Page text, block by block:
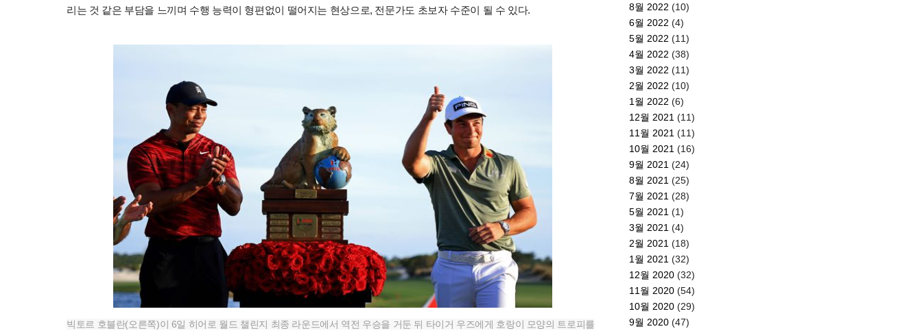
리는 것 같은 부담을 느끼며 수행 능력이 형편없이 떨어지는 현상으로, 전문가도 초보자 수준이 될 수 있다.
빅토르 호블란(오른쪽)이 6일 히어로 월드 챌린지 최종 라운드에서 역전 우승을 거둔 뒤 타이거 우즈에게 호랑이 모양의 트로피를
8월 2022 (10)
6월 2022 (4)
5월 2022 (11)
4월 2022 (38)
3월 2022 (11)
2월 2022 (10)
1월 2022 (6)
12월 2021 (11)
11월 2021 (11)
10월 2021 (16)
9월 2021 (24)
8월 2021 (25)
7월 2021 (28)
5월 2021 (1)
3월 2021 (4)
2월 2021 (18)
1월 2021 (32)
12월 2020 (32)
11월 2020 (54)
10월 2020 (29)
9월 2020 (47)